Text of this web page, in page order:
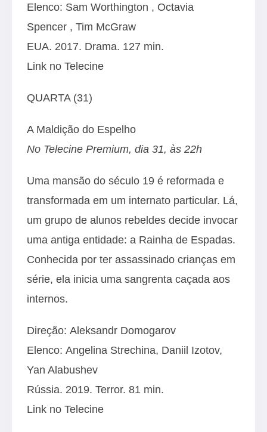
Elenco: Sam Worthington , Octavia
Spencer , Tim McGraw
EUA. 2017. Drama. 127 min.
Link no Telecine
QUARTA (31)
A Maldição do Espelho
No Telecine Premium, dia 31, às 22h
Uma mansão do século 19 é reformada e
transformada em um internato particular. Lá,
um grupo de alunos rebeldes decide invocar
uma antiga entidade: a Rainha de Espadas.
Conhecida por ter assassinado crianças em
série, ela inicia uma sangrenta caçada aos
internos.
Direção: Aleksandr Domogarov
Elenco: Angelina Strechina, Daniil Izotov,
Yan Alabushev
Rússia. 2019. Terror. 81 min.
Link no Telecine